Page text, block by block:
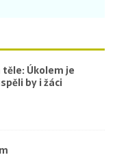
Úkolem je
by i žáci